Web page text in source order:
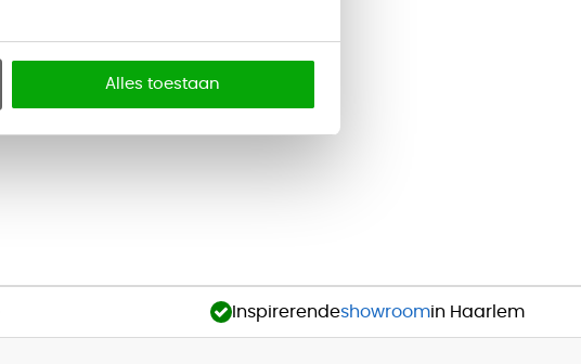
Alles toestaan
Inspirerendeshowroomin Haarlem